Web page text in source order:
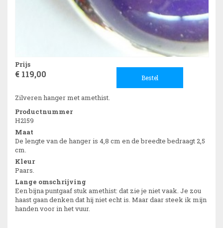
Prijs
€ 119,00 Bestel
Zilveren hanger met amethist.
Productnummer
H2159
Maat
De lengte van de hanger is 4,8 cm en de breedte bedraagt 2,5
cm.
Kleur
Paars.
Lange omschrijving
Een bijna puntgaaf stuk amethist: dat zie je niet vaak. Je zou
haast gaan denken dat hij niet echt is. Maar daar steek ik mijn
handen voor in het vuur.